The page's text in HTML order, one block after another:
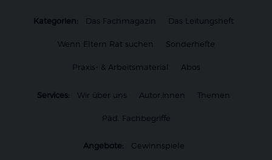
Kategorien: Das Fachmagazin Das Leitungsheft
Wenn Eltern Rat suchen Sonderhefte
Praxis- & Arbeitsmaterial Abos
Services: Wir über uns Autor:innen Themen
Päd. Fachbegriffe
Angebote: Gewinnspiele